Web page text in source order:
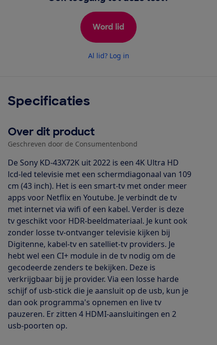
Word lid
Al lid? Log in
Specificaties
Over dit product
Geschreven door de Consumentenbond
De Sony KD-43X72K uit 2022 is een 4K Ultra HD
lcd-led televisie met een schermdiagonaal van 109
cm (43 inch). Het is een smart-tv met onder meer
apps voor Netflix en Youtube. Je verbindt de tv
met internet via wifi of een kabel. Verder is deze
tv geschikt voor HDR-beeldmateriaal. Je kunt ook
zonder losse tv-ontvanger televisie kijken bij
Digitenne, kabel-tv en satelliet-tv providers. Je
hebt wel een CI+ module in de tv nodig om de
gecodeerde zenders te bekijken. Deze is
verkrijgbaar bij je provider. Via een losse harde
schijf of usb-stick die je aansluit op de usb, kun je
dan ook programma's opnemen en live tv
pauzeren. Er zitten 4 HDMI-aansluitingen en 2
usb-poorten op.